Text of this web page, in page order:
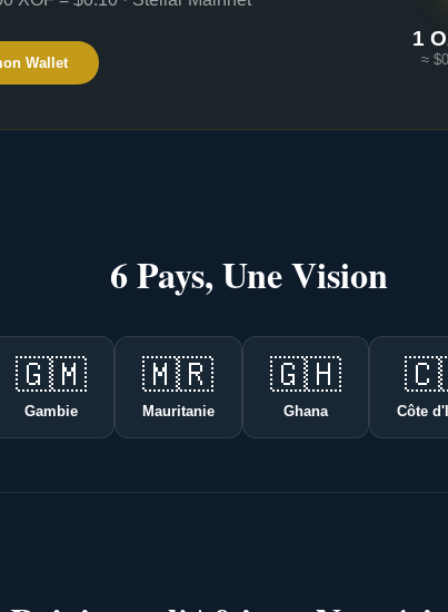
Wallet
1
≈
6 Pays, Une Vision
🇬🇲
Gambie
🇲🇷
Mauritanie
🇬🇭
Ghana Côte